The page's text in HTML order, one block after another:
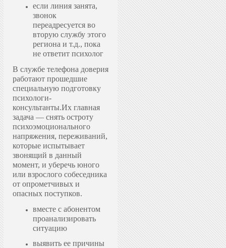
если линия занята,
звонок
переадресуется во
вторую службу этого
региона и т.д., пока
не ответит психолог
В службе телефона доверия
работают прошедшие
специальную подготовку
психологи-
консультанты.Их главная
задача — снять остроту
психоэмоционального
напряжения, переживаний,
которые испытывает
звонящий в данный
момент, и уберечь юного
или взрослого собеседника
от опрометчивых и
опасных поступков.
вместе с абонентом
проанализировать
ситуацию
выявить ее причины